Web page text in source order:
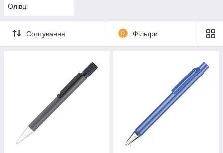
Олівці
Сортування 0 Фільтри